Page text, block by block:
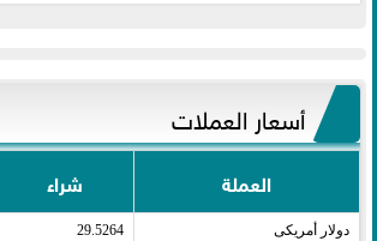
أسعار العملات
العملة شراء
دولار أمريكى​ 29.5264